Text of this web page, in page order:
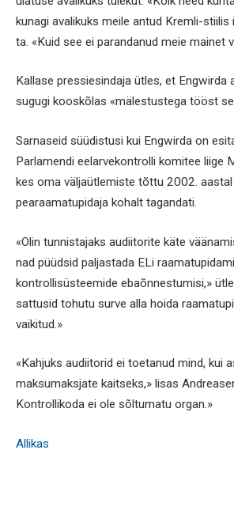
kunagi avalikuks meile antud Kremli-
ta. «Kuid see ei parandanud meie mainet
Kallase pressiesindaja ütles, et Engwirda
sugugi kooskõlas «mälestustega tööst
Sarnaseid süüdistusi kui Engwirda on
Parlamendi eelarvekontrolli komitee liige
kes oma väljaütlemiste tõttu 2002.
pearaamatupidaja kohalt tagandati.
«Olin tunnistajaks audiitorite käte
nad püüdsid paljastada ELi
kontrollisüsteemide ebaõnnestumisi,»
sattusid tohutu surve alla hoida
vaikitud.»
«Kahjuks audiitorid ei toetanud mind, kui
maksumaksjate kaitseks,» lisas
Kontrollikoda ei ole sõltumatu organ.»
Allikas